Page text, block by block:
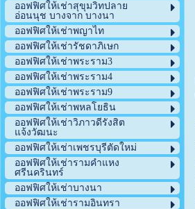
ออฟฟิศให้เช่าสุขุมวิทปลาย
อ่อนนุช บางจาก บางนา
ออฟฟิศให้เช่าพญาไท
ออฟฟิศให้เช่ารัชดาภิเษก
ออฟฟิศให้เช่าพระราม3
ออฟฟิศให้เช่าพระราม4
ออฟฟิศให้เช่าพระราม9
ออฟฟิศให้เช่าพหลโยธิน
ออฟฟิศให้เช่าวิภาวดีรังสิต
แจ้งวัฒนะ
ออฟฟิศให้เช่าเพชรบุรีตัดใหม่
ออฟฟิศให้เช่ารามคำแหง
ศรีนครินทร์
ออฟฟิศให้เช่าบางนา
ออฟฟิศให้เช่ารามอินทรา